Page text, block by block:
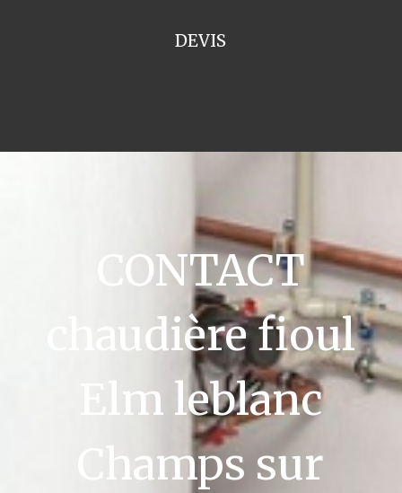
DEVIS
CONTACT
chaudière fioul
Elm leblanc
Champs sur